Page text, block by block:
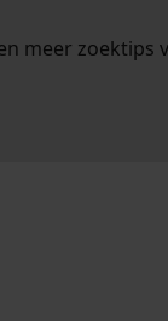
meer zoektips